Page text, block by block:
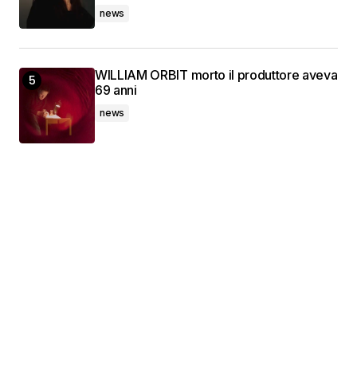
news
WILLIAM ORBIT morto il produttore aveva
69 anni
news